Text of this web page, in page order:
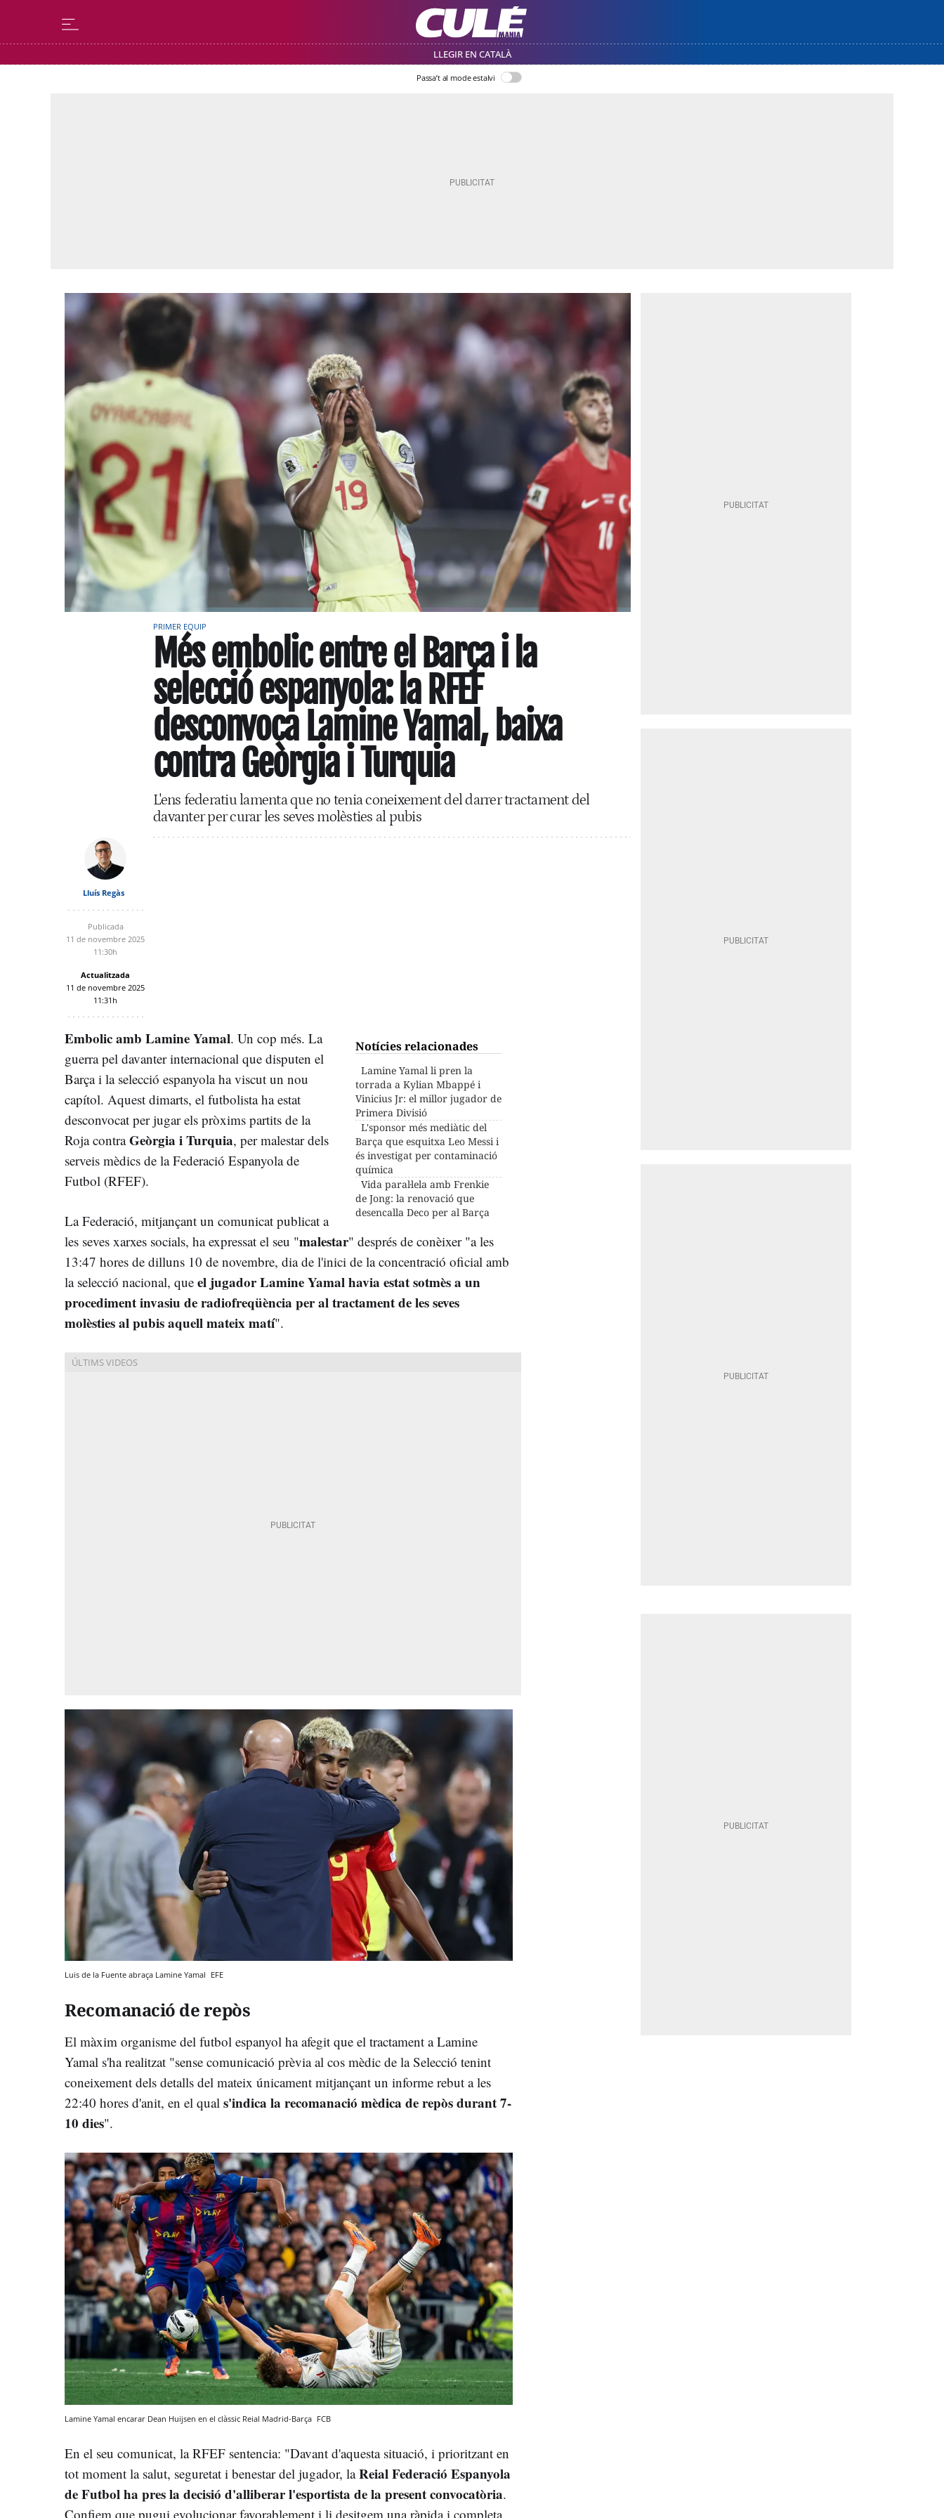
LLEGIR EN CATALÀ
Passa’t al mode estalvi
PRIMER EQUIP
Més embolic entre el Barça i la
selecció espanyola: la RFEF
desconvoca Lamine Yamal, baixa
contra Geòrgia i Turquia
L'ens federatiu lamenta que no tenia coneixement del darrer tractament del
davanter per curar les seves molèsties al pubis
Lluís Regàs
Publicada
11 de novembre 2025
11:30h
Actualitzada
11 de novembre 2025
11:31h
Notícies relacionades
Lamine Yamal li pren la
torrada a Kylian Mbappé i
Vinicius Jr: el millor jugador de
Primera Divisió
L'sponsor més mediàtic del
Barça que esquitxa Leo Messi i
és investigat per contaminació
química
Vida paral·lela amb Frenkie
de Jong: la renovació que
desencalla Deco per al Barça
Embolic amb Lamine Yamal. Un cop més. La
guerra pel davanter internacional que disputen el
Barça i la selecció espanyola ha viscut un nou
capítol. Aquest dimarts, el futbolista ha estat
desconvocat per jugar els pròxims partits de la
Roja contraGeòrgia i Turquia, per malestar dels
serveis mèdics de la Federació Espanyola de
Futbol (RFEF).
La Federació, mitjançant un comunicat publicat a
les seves xarxes socials, ha expressat el seu "malestar" després de conèixer "a les
13:47 hores de dilluns 10 de novembre, dia de l'inici de la concentració oficial amb
la selecció nacional, que el jugador Lamine Yamal havia estat sotmès a un
procediment invasiu de radiofreqüència per al tractament de les seves
molèsties al pubis aquell mateix matí".
Luis de la Fuente abraça Lamine Yamal EFE
Recomanació de repòs
El màxim organisme del futbol espanyol ha afegit que el tractament a Lamine
Yamal s'ha realitzat "sense comunicació prèvia al cos mèdic de la Selecció tenint
coneixement dels detalls del mateix únicament mitjançant un informe rebut a les
22:40 hores d'anit, en el qual s'indica la recomanació mèdica de repòs durant 7-
10 dies".
Lamine Yamal encarar Dean Huijsen en el clàssic Reial Madrid-Barça FCB
En el seu comunicat, la RFEF sentencia: "Davant d'aquesta situació, i prioritzant en
tot moment la salut, seguretat i benestar del jugador, laReial Federació Espanyola
de Futbol ha pres la decisió d'alliberar l'esportista de la present convocatòria.
Confiem que pugui evolucionar favorablement i li desitgem una ràpida i completa